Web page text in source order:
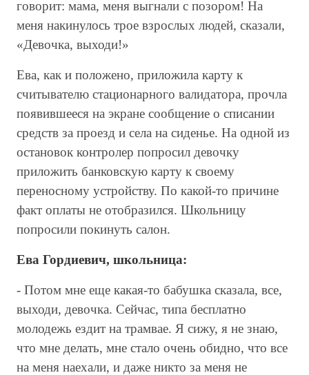
говорит: мама, меня выгнали с позором! На
меня накинулось трое взрослых людей, сказали,
«Девочка, выходи!»
Ева, как и положено, приложила карту к
считывателю стационарного валидатора, прочла
появившееся на экране сообщение о списании
средств за проезд и села на сиденье. На одной из
остановок контролер попросил девочку
приложить банковскую карту к своему
переносному устройству. По какой-то причине
факт оплаты не отобразился. Школьницу
попросили покинуть салон.
Ева Гордиевич, школьница:
- Потом мне еще какая-то бабушка сказала, все,
выходи, девочка. Сейчас, типа бесплатно
молодежь ездит на трамвае. Я сижу, я не знаю,
что мне делать, мне стало очень обидно, что все
на меня наехали, и даже никто за меня не